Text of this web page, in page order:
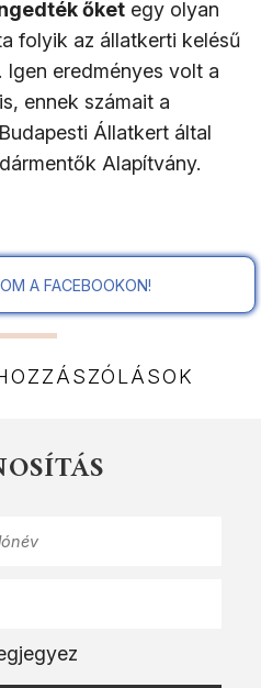
őket egy olyan
folyik az állatkerti kelésű
eredményes volt a
is, ennek számait a
Állatkert által
Alapítvány.
A FACEBOOKON!